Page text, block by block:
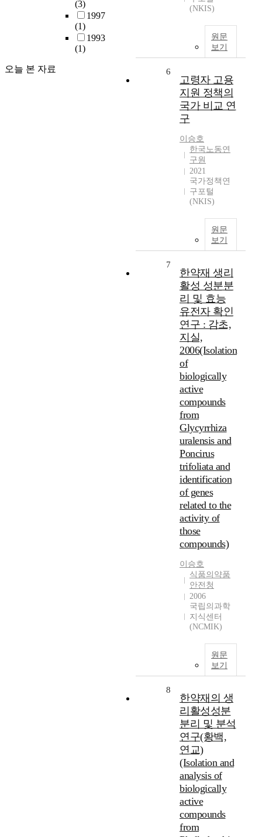
(3)
1997
(1)
1993
(1)
오늘 본 자료
(NKIS)
원문
보기
6
고령자 고용
지원 정책의
국가 비교 연
구
이승호
한국노동연
구원
2021
국가정책연
구포털
(NKIS)
원문
보기
7
한약재 생리
활성 성분분
리 및 효능
유전자 확인
연구 : 감초,
지실,
2006(Isolation
of
biologically
active
compounds
from
Glycyrrhiza
uralensis and
Poncirus
trifoliata and
identification
of genes
related to the
activity of
those
compounds)
이승호
식품의약품
안전청
2006
국립의과학
지식센터
(NCMIK)
원문
보기
8
한약재의 생
리활성성분
분리 및 분석
연구(황백,
연교)
(Isolation and
analysis of
biologically
active
compounds
from